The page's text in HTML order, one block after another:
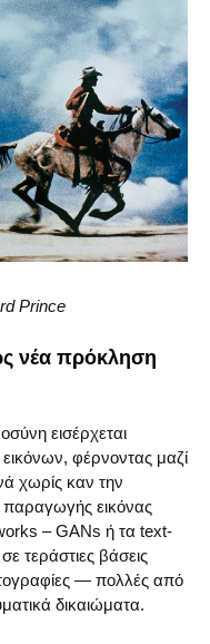
Prince
νέα πρόκληση
εισέρχεται
εικόνων, φέρνοντας μαζί
χωρίς καν την
εικόνας
– GANs ή τα text-
τεράστιες βάσεις
— πολλές από
δικαιώματα.